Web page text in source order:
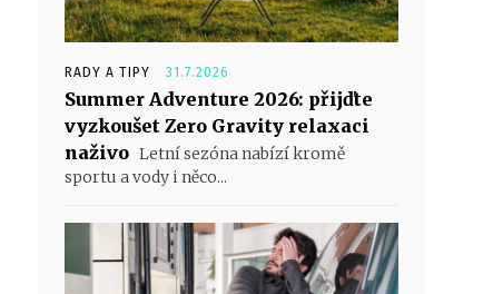
RADY A TIPY 31.7.2026
Summer Adventure 2026: přijďte
vyzkoušet Zero Gravity relaxaci
naživo Letní sezóna nabízí kromě
sportu a vody i něco...